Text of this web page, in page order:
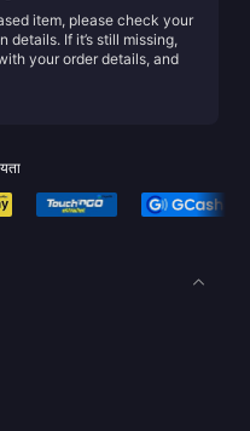
item, please check your
If it’s still missing,
your order details, and